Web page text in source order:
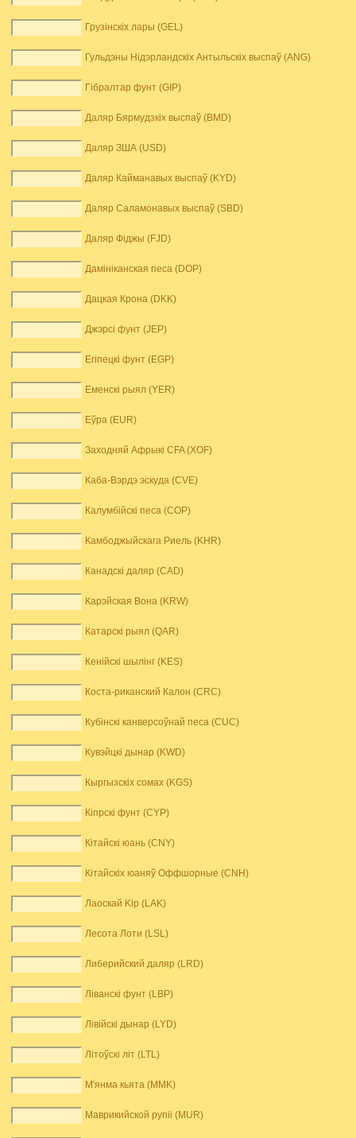
Грузінскіх лары (GEL)
Гульдэны Нідэрландскіх Антыльскіх выспаў (ANG)
Гібралтар фунт (GIP)
Даляр Бярмудзкіх выспаў (BMD)
Даляр ЗША (USD)
Даляр Кайманавых выспаў (KYD)
Даляр Саламонавых выспаў (SBD)
Даляр Фіджы (FJD)
Дамініканская песа (DOP)
Дацкая Крона (DKK)
Джэрсі фунт (JEP)
Егіпецкі фунт (EGP)
Еменскі рыял (YER)
Еўра (EUR)
Заходняй Афрыкі CFA (XOF)
Каба-Вэрдэ эскуда (CVE)
Калумбійскі песа (COP)
Камбоджыйскага Риель (KHR)
Канадскі даляр (CAD)
Карэйская Вона (KRW)
Катарскі рыял (QAR)
Кенійскі шылінг (KES)
Коста-риканский Калон (CRC)
Кубінскі канверсоўнай песа (CUC)
Кувэйцкі дынар (KWD)
Кыргызскіх сомах (KGS)
Кіпрскі фунт (CYP)
Кітайскі юань (CNY)
Кітайскіх юаняў Оффшорные (CNH)
Лаоскай Kip (LAK)
Лесота Лоти (LSL)
Либерийский даляр (LRD)
Ліванскі фунт (LBP)
Лівійскі дынар (LYD)
Літоўскі літ (LTL)
М'янма кьята (MMK)
Маврикийской рупіі (MUR)